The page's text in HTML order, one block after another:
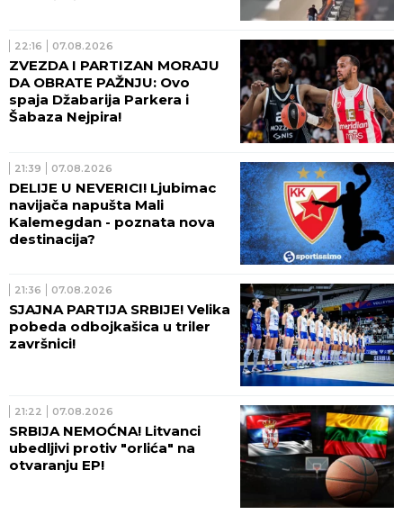
22:16 07.08.2026
ZVEZDA I PARTIZAN MORAJU
DA OBRATE PAŽNJU: Ovo
spaja Džabarija Parkera i
Šabaza Nejpira!
21:39 07.08.2026
DELIJE U NEVERICI! Ljubimac
navijača napušta Mali
Kalemegdan - poznata nova
destinacija?
21:36 07.08.2026
SJAJNA PARTIJA SRBIJE! Velika
pobeda odbojkašica u triler
završnici!
21:22 07.08.2026
SRBIJA NEMOĆNA! Litvanci
ubedljivi protiv "orlića" na
otvaranju EP!